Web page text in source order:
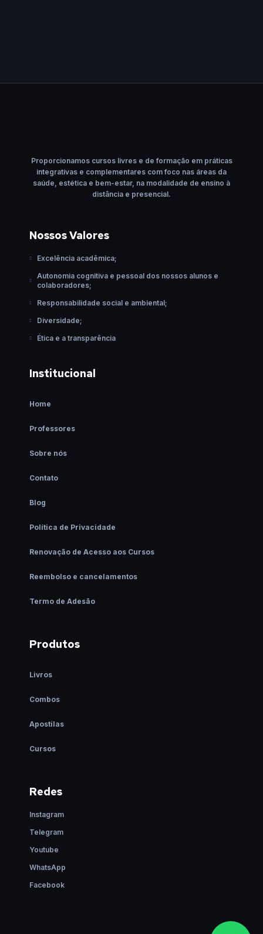
Proporcionamos cursos livres e de formação em práticas
integrativas e complementares com foco nas áreas da
saúde, estética e bem-estar, na modalidade de ensino à
distância e presencial.
Nossos Valores
Excelência acadêmica;
Autonomia cognitiva e pessoal dos nossos alunos e
colaboradores;
Responsabilidade social e ambiental;
Diversidade;
Ética e a transparência
Institucional
Home
Professores
Sobre nós
Contato
Blog
Política de Privacidade
Renovação de Acesso aos Cursos
Reembolso e cancelamentos
Termo de Adesão
Produtos
Livros
Combos
Apostilas
Cursos
Redes
Instagram
Telegram
Youtube
WhatsApp
Facebook